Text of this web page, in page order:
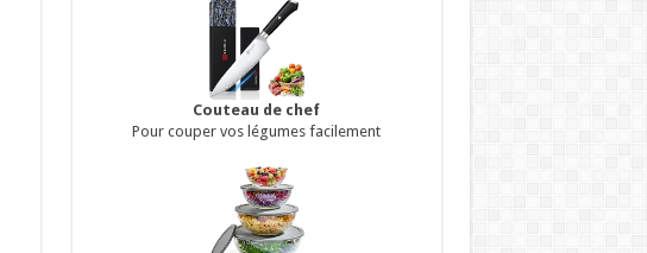
Couteau de chef
Pour couper vos légumes facilement